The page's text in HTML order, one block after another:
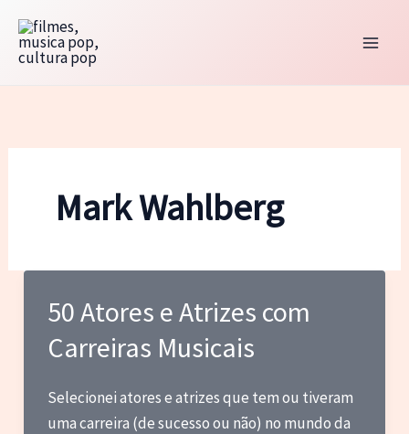
para
Mark Wahlberg
50 Atores e Atrizes com
Carreiras Musicais
Selecionei atores e atrizes que tem ou tiveram
uma carreira (de sucesso ou não) no mundo da